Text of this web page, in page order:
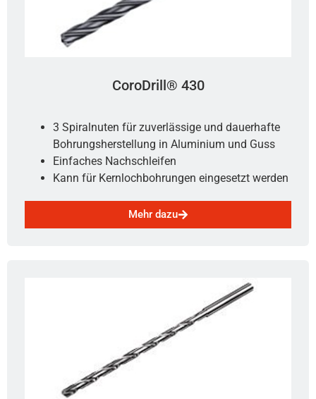
CoroDrill® 430
3 Spiralnuten für zuverlässige und dauerhafte
Bohrungsherstellung in Aluminium und Guss
Einfaches Nachschleifen
Kann für Kernlochbohrungen eingesetzt werden
Mehr dazu